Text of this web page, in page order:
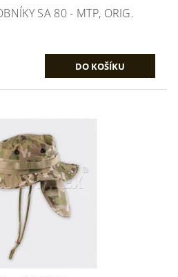
SA 80 - MTP, ORIG.